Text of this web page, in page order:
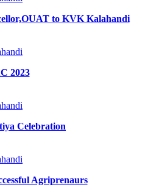
to KVK Kalahandi
2023
Celebration
Agriprenaurs